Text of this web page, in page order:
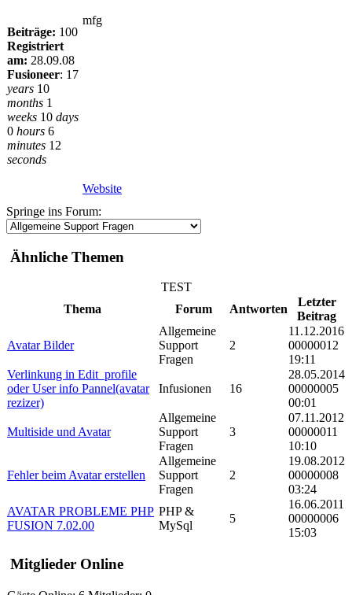
Beiträge: 100
Registriert
am: 28.09.08
Fusioneer: 17
years 10
months 1
weeks 10 days
0 hours 6
minutes 12
seconds
mfg
Website
Springe ins Forum:
Ähnliche Themen
TEST
Thema
Forum Antworten
Letzter
Beitrag
Avatar Bilder
Allgemeine
Support
Fragen
2
11.12.2016
00000012
19:11
Verlinkung in Edit_profile
oder User info Pannel(avatar
rezizer)
Infusionen 16
28.05.2014
00000005
00:01
Multiside und Avatar
Allgemeine
Support
Fragen
3
07.11.2012
00000011
10:10
Fehler beim Avatar erstellen
Allgemeine
Support
Fragen
2
19.08.2012
00000008
03:24
AVATAR PROBLEME PHP
FUSION 7.02.00
PHP &
MySql
5
16.06.2011
00000006
15:03
Mitglieder Online